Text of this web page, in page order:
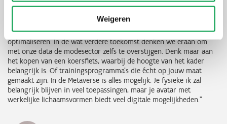
Weigeren
klanten rekenen.”
“De volgende twaalf tot achttien maanden willen we nog meer
merken onboarden én tegelijkertijd onze technologie
optimaliseren. In de wat verdere toekomst denken we eraan om
met onze data de modesector zelfs te overstijgen. Denk maar aan
het kopen van een koersfiets, waarbij de hoogte van het kader
belangrijk is. Of trainingsprogramma’s die écht op jouw maat
gemaakt zijn. In de Metaverse is alles mogelijk. Je fysieke ik zal
belangrijk blijven in veel toepassingen, maar je avatar met
werkelijke lichaamsvormen biedt veel digitale mogelijkheden.”